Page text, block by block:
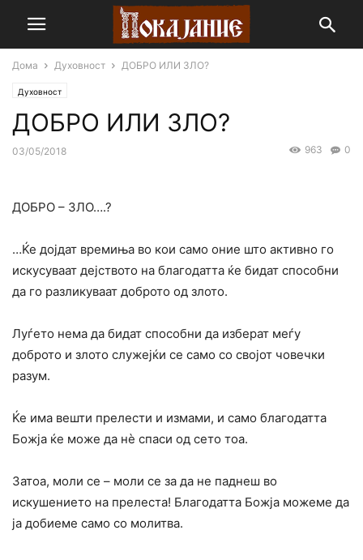
Дома Духовност ДОБРО ИЛИ ЗЛО?
Духовност
ДОБРО ИЛИ ЗЛО?
03/05/2018 0
963
ДОБРО – ЗЛО….?
…Ќе дојдат времиња во кои само оние што активно го
искусуваат дејството на благодатта ќе бидат способни
да го разликуваат доброто од злото.
Луѓето нема да бидат способни да изберат меѓу
доброто и злото служејќи се само со својот човечки
разум.
Ќе има вешти прелести и измами, и само благодатта
Божја ќе може да нѐ спаси од сето тоа.
Затоа, моли се – моли се за да не паднеш во
искушението на прелеста! Благодатта Божја можеме да
ја добиеме само со молитва.